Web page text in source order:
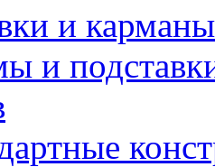
и
и